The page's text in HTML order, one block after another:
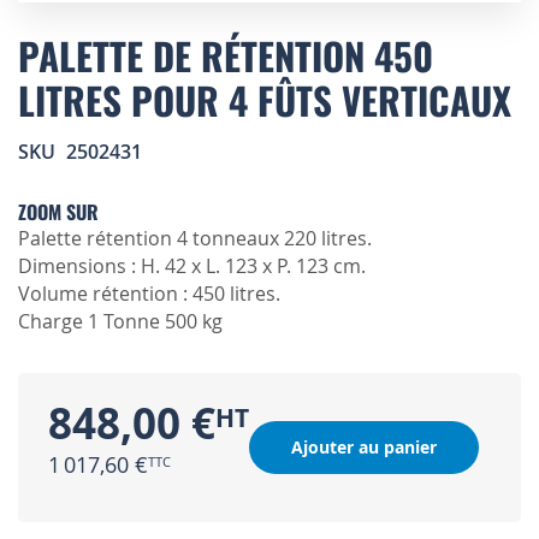
to
the
beginning
of
images
PALETTE DE RÉTENTION 450
LITRES POUR 4 FÛTS VERTICAUX
SKU 2502431
ZOOM SUR
Palette rétention 4 tonneaux 220 litres.
Dimensions : H. 42 x L. 123 x P. 123 cm.
Volume rétention : 450 litres.
Charge 1 Tonne 500 kg
848,00 €
1 017,60 €
Ajouter au panier